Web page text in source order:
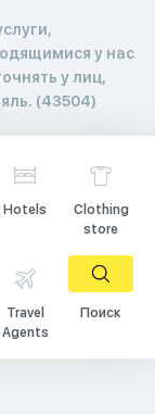
у нас
у лиц,
(43504)
Hotels
Clothing
store
Travel
Agents
Поиск